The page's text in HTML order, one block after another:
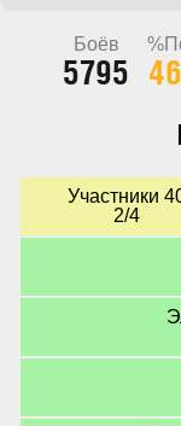
Боёв
5795
Участники
2/4